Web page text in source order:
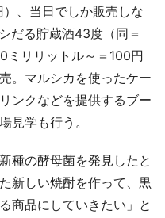
、当日でしか販売しな
だる貯蔵酒43度（同＝
リリットル～＝100円
。マルシカを使ったケー
ンクなどを提供するブー
見学も行う。
種の酵母菌を発見したと
新しい焼酎を作って、黒
商品にしていきたい」と